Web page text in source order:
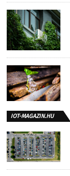
IOT-MAGAZIN.HU